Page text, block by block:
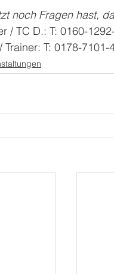
noch Fragen hast,
/ TC D.: T: 0160-
Trainer: T: 0178-